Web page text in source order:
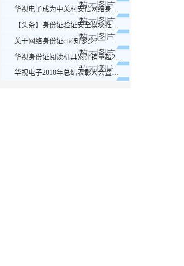
华视电子成为中关村安信网络身份认证产业联盟会员单位
【头条】身份证验证安全模块推广应用座谈会顺利召开！
关于网络身份证ctid知多少？
华视身份证阅读机具累计销量超200万套，稳居榜首！
华视电子2018年总结表彰大会暨迎新晚会圆满落幕